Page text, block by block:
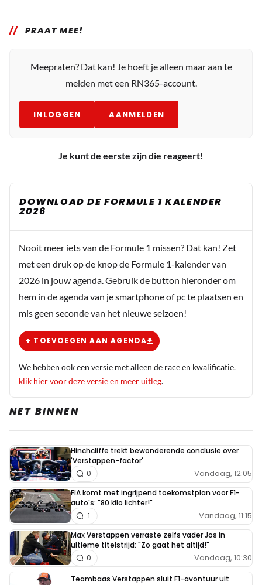
PRAAT MEE!
Meepraten? Dat kan! Je hoeft je alleen maar aan te
melden met een RN365-account.
INLOGGEN AANMELDEN
Je kunt de eerste zijn die reageert!
DOWNLOAD DE FORMULE 1 KALENDER
2026
Nooit meer iets van de Formule 1 missen? Dat kan! Zet
met een druk op de knop de Formule 1-kalender van
2026 in jouw agenda. Gebruik de button hieronder om
hem in de agenda van je smartphone of pc te plaatsen en
mis geen seconde van het nieuwe seizoen!
+ TOEVOEGEN AAN AGENDA
We hebben ook een versie met alleen de race en kwalificatie.
klik hier voor deze versie en meer uitleg.
NET BINNEN
Hinchcliffe trekt bewonderende conclusie over
'Verstappen-factor'
Vandaag, 12:05
0
FIA komt met ingrijpend toekomstplan voor F1-
auto's: "80 kilo lichter!"
Vandaag, 11:15
1
Max Verstappen verraste zelfs vader Jos in
ultieme titelstrijd: "Zo gaat het altijd!"
Vandaag, 10:30
0
Teambaas Verstappen sluit F1-avontuur uit